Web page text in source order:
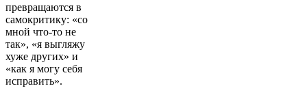
превращаются в
самокритику: «со
мной что-то не
так», «я выгляжу
хуже других» и
«как я могу себя
исправить».